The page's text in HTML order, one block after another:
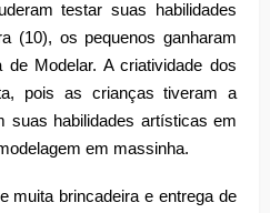
testar suas habilidades
(10), os pequenos ganharam
de Modelar. A criatividade dos
pois as crianças tiveram a
suas habilidades artísticas em
em massinha.
muita brincadeira e entrega de